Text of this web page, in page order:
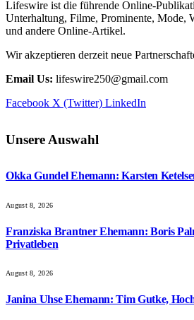
Lifeswire ist die führende Online-
Unterhaltung, Filme, Prominente, Mode,
und andere Online-Artikel.
Wir akzeptieren derzeit neue
Email Us: lifeswire250@gmail.com
Facebook X (Twitter) LinkedIn
Unsere Auswahl
Okka Gundel Ehemann: Karsten
August 8, 2026
Franziska Brantner Ehemann: Boris
Privatleben
August 8, 2026
Janina Uhse Ehemann: Tim Gutke,